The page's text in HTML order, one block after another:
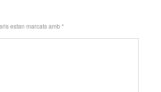
estan marcats amb*